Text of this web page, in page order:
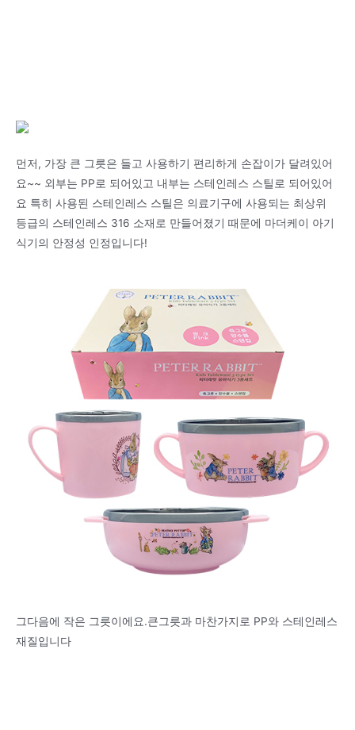
먼저, 가장 큰 그릇은 들고 사용하기 편리하게 손잡이가 달려있어
요~~ 외부는 PP로 되어있고 내부는 스테인레스 스틸로 되어있어
요 특히 사용된 스테인레스 스틸은 의료기구에 사용되는 최상위
등급의 스테인레스 316 소재로 만들어졌기 때문에 마더케이 아기
식기의 안정성 인정입니다!
그다음에 작은 그릇이에요.큰그릇과 마찬가지로 PP와 스테인레스
재질입니다